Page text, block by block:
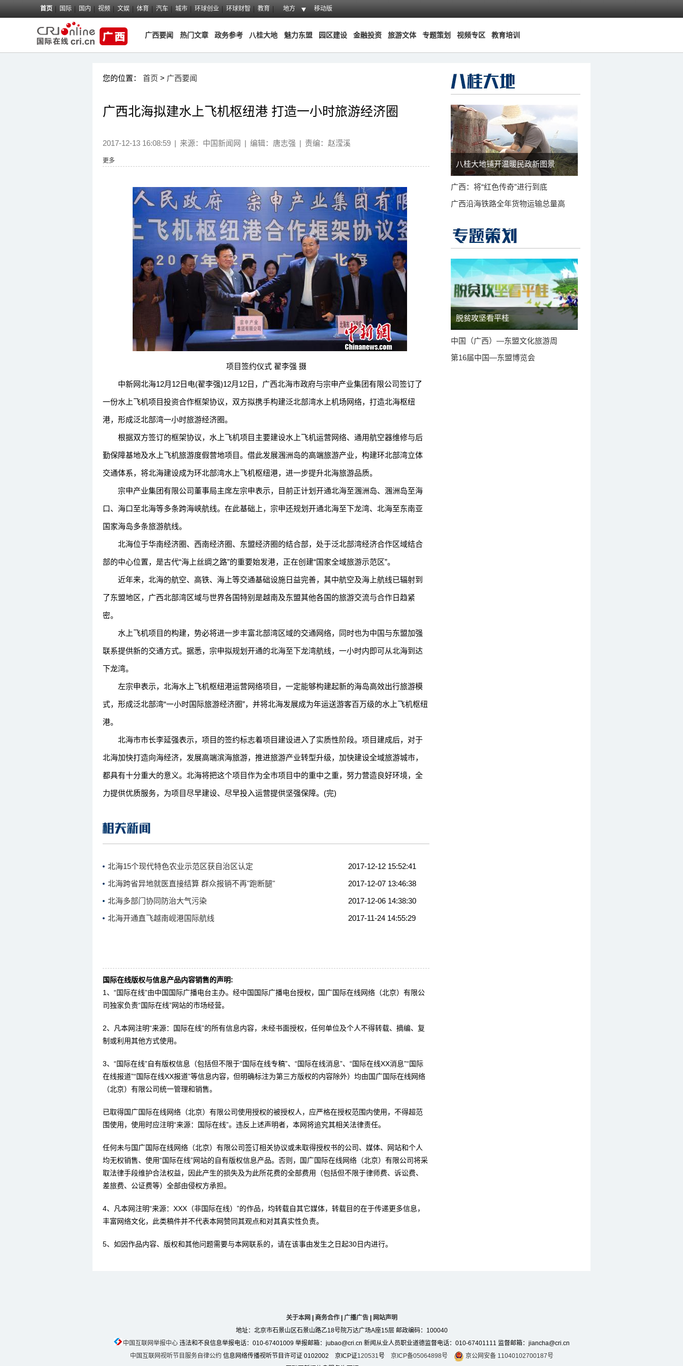
首页 国际 国内 视频 文娱 体育 汽车 城市 环球创业 环球财智 教育 地方 移动版
广西要闻 热门文章 政务参考 八桂大地 魅力东盟 园区建设 金融投资 旅游文体 专题策划 视频专区 教育培训
您的位置： 首页 > 广西要闻
广西北海拟建水上飞机枢纽港 打造一小时旅游经济圈
2017-12-13 16:08:59 | 来源： 中国新闻网 | 编辑：唐志强 | 责编：赵滢溪
更多
项目签约仪式 翟李强 摄
中新网北海12月12日电(翟李强)12月12日，广西北海市政府与宗申产业集团有限公司签订了
一份水上飞机项目投资合作框架协议，双方拟携手构建泛北部湾水上机场网络，打造北海枢纽
港，形成泛北部湾一小时旅游经济圈。
根据双方签订的框架协议，水上飞机项目主要建设水上飞机运营网络、通用航空器维修与后
勤保障基地及水上飞机旅游度假营地项目。借此发展涠洲岛的高端旅游产业，构建环北部湾立体
交通体系，将北海建设成为环北部湾水上飞机枢纽港，进一步提升北海旅游品质。
宗申产业集团有限公司董事局主席左宗申表示，目前正计划开通北海至涠洲岛、涠洲岛至海
口、海口至北海等多条跨海峡航线。在此基础上，宗申还规划开通北海至下龙湾、北海至东南亚
国家海岛多条旅游航线。
北海位于华南经济圈、西南经济圈、东盟经济圈的结合部，处于泛北部湾经济合作区域结合
部的中心位置，是古代“海上丝绸之路”的重要始发港，正在创建“国家全域旅游示范区”。
近年来，北海的航空、高铁、海上等交通基础设施日益完善，其中航空及海上航线已辐射到
了东盟地区，广西北部湾区域与世界各国特别是越南及东盟其他各国的旅游交流与合作日趋紧
密。
水上飞机项目的构建，势必将进一步丰富北部湾区域的交通网络，同时也为中国与东盟加强
联系提供新的交通方式。据悉，宗申拟规划开通的北海至下龙湾航线，一小时内即可从北海到达
下龙湾。
左宗申表示，北海水上飞机枢纽港运营网络项目，一定能够构建起新的海岛高效出行旅游模
式，形成泛北部湾“一小时国际旅游经济圈”，并将北海发展成为年运送游客百万级的水上飞机枢纽
港。
北海市市长李延强表示，项目的签约标志着项目建设进入了实质性阶段。项目建成后，对于
北海加快打造向海经济，发展高端滨海旅游，推进旅游产业转型升级，加快建设全域旅游城市，
都具有十分重大的意义。北海将把这个项目作为全市项目中的重中之重，努力营造良好环境，全
力提供优质服务，为项目尽早建设、尽早投入运营提供坚强保障。(完)
2017-12-12 15:52:41
北海15个现代特色农业示范区获自治区认定
2017-12-07 13:46:38
北海跨省异地就医直接结算 群众报销不再"跑断腿"
2017-12-06 14:38:30
北海多部门协同防治大气污染
2017-11-24 14:55:29
北海开通直飞越南岘港国际航线
国际在线版权与信息产品内容销售的声明:
1、“国际在线”由中国国际广播电台主办。经中国国际广播电台授权，国广国际在线网络（北京）有限公
司独家负责“国际在线”网站的市场经营。
2、凡本网注明“来源：国际在线”的所有信息内容，未经书面授权，任何单位及个人不得转载、摘编、复
制或利用其他方式使用。
3、“国际在线”自有版权信息（包括但不限于“国际在线专稿”、“国际在线消息”、“国际在线XX消息”“国际
在线报道”“国际在线XX报道”等信息内容，但明确标注为第三方版权的内容除外）均由国广国际在线网络
（北京）有限公司统一管理和销售。
已取得国广国际在线网络（北京）有限公司使用授权的被授权人，应严格在授权范围内使用，不得超范
围使用，使用时应注明“来源：国际在线”。违反上述声明者，本网将追究其相关法律责任。
任何未与国广国际在线网络（北京）有限公司签订相关协议或未取得授权书的公司、媒体、网站和个人
均无权销售、使用“国际在线”网站的自有版权信息产品。否则，国广国际在线网络（北京）有限公司将采
取法律手段维护合法权益，因此产生的损失及为此所花费的全部费用（包括但不限于律师费、诉讼费、
差旅费、公证费等）全部由侵权方承担。
4、凡本网注明“来源：XXX（非国际在线）”的作品，均转载自其它媒体，转载目的在于传递更多信息，
丰富网络文化，此类稿件并不代表本网赞同其观点和对其真实性负责。
5、如因作品内容、版权和其他问题需要与本网联系的，请在该事由发生之日起30日内进行。
八桂大地铺开温暖民政新图景
广西：将“红色传奇”进行到底
广西沿海铁路全年货物运输总量高
脱贫攻坚看平桂
中国（广西）—东盟文化旅游周
第16届中国—东盟博览会
关于本网 商务合作| 广播广告|
网站声明
地址：北京市石景山区石景山路乙18号院万达广场A座15层 邮政编码：100040
中国互联网举报中心违法和不良信息举报电话：010-67401009 举报邮箱：jubao@cri.cn 新闻从业人员职业道德监督电话：010-67401111 监督邮箱：jiancha@cri.cn
中国互联网视听节目服务自律公约 信息网络传播视听节目许可证 0102002 京ICP证120531号 京ICP备05064898号
京公网安备 11040102700187号